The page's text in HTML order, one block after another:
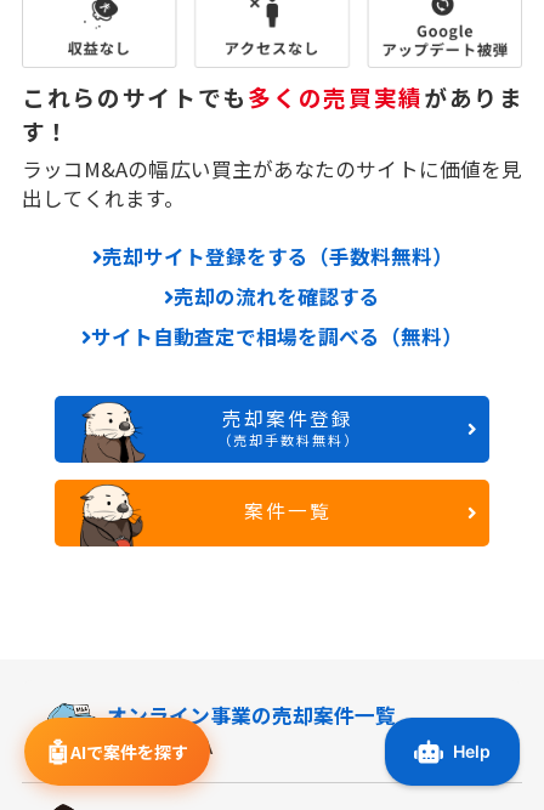
これらのサイトでも多くの売買実績がありま
す！
ラッコM&Aの幅広い買主があなたのサイトに価値を見
出してくれます。
売却サイト登録をする（手数料無料）
売却の流れを確認する
サイト自動査定で相場を調べる（無料）
売却案件登録
（売却手数料無料）
案件一覧
🤖AIで案件を探す
オンライン事業の売却案件一覧
ラッコM&A